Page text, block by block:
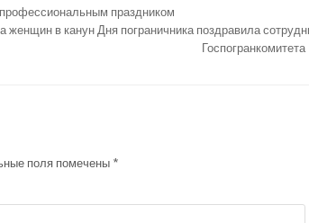
праздником
женщин в канун Дня пограничника поздравила
поля помечены *